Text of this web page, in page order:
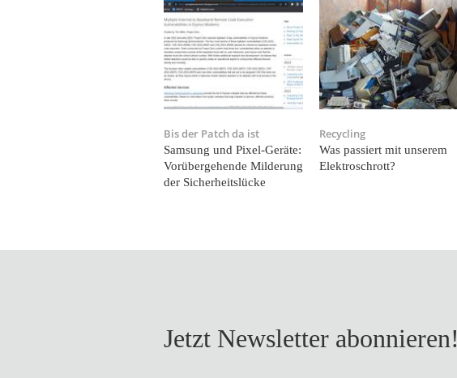
Bis der Patch da ist
Samsung und Pixel-Geräte:
Vorübergehende Milderung
der Sicherheitslücke
Recycling
Was passiert mit unserem
Elektroschrott?
Jetzt Newsletter abonnieren!